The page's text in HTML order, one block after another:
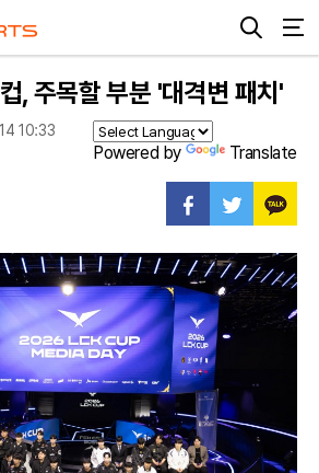
, 주목할 부분 '대격변 패치'
10:33
Powered by Translate